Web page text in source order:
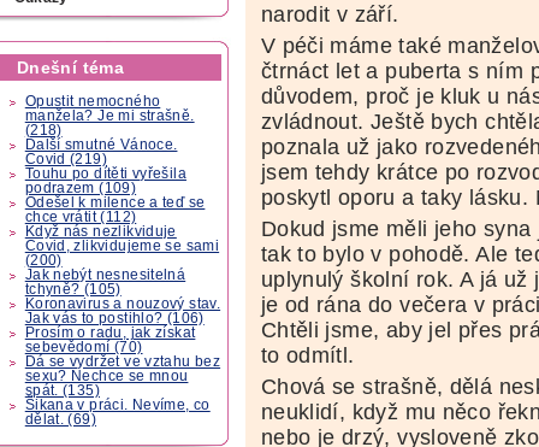
Dnešní téma
Opustit nemocného
manžela? Je mi strašně.
(218)
Další smutné Vánoce.
Covid (219)
Touhu po dítěti vyřešila
podrazem (109)
Odešel k milence a teď se
chce vrátit (112)
Když nás nezlikviduje
Covid, zlikvidujeme se sami
(200)
Jak nebýt nesnesitelná
tchyně? (105)
Koronavirus a nouzový stav.
Jak vás to postihlo? (106)
Prosím o radu, jak získat
sebevědomí (70)
Dá se vydržet ve vztahu bez
sexu? Nechce se mnou
spát. (135)
Šikana v práci. Nevíme, co
dělat. (69)
narodit v září.
V péči máme také
čtrnáct let a puberta s ním
důvodem, proč je kluk u
zvládnout. Ještě bych
poznala už jako
jsem tehdy krátce po
poskytl oporu a taky
Dokud jsme měli jeho
tak to bylo v pohodě. Ale
uplynulý školní rok. A já už
je od rána do večera v
Chtěli jsme, aby jel přes
to odmítl.
Chová se strašně, dělá
neuklidí, když mu něco
nebo je drzý, vysloveně